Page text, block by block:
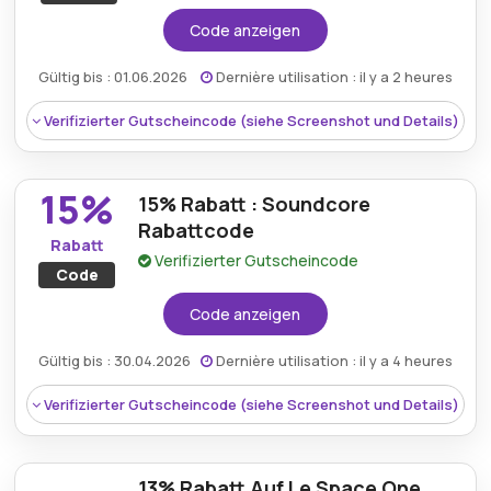
Code anzeigen
Gültig bis : 01.06.2026 Dernière utilisation : il y a 2 heures
Verifizierter Gutscheincode (siehe Screenshot und Details)
Rabatt:Erhalten Sie 60% Rabatt auf Soundcore
C30i | Clip-Ohrhörer mit offenem Ohr und
15%
Rabatt
Code
15% Rabatt : Soundcore
Rabattcode
Verifizierter Gutscheincode
Code anzeigen
Gültig bis : 30.04.2026 Dernière utilisation : il y a 4 heures
Verifizierter Gutscheincode (siehe Screenshot und Details)